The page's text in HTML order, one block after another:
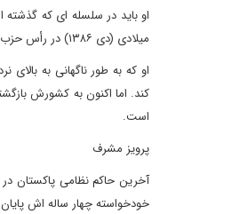
میلادی (دی ۱۳۸۶) در رأس حزب مردم پاکستان، جانشین او شد. حزب مردم در آن زمان قدرت را در اختیار داشت.
او که به طور ناگهانی به
کند. اما اکنون به کشورش
است.
پرویز مشرف
خودخواسته چهار ساله اش پایان